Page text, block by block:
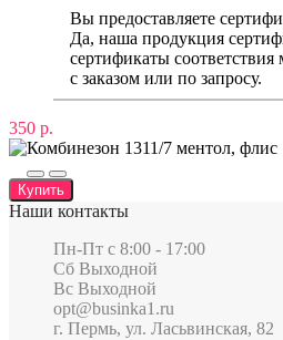
Вы предоставляете
Да, наша продукция
сертификаты
с заказом или по запросу.
350 р.
Купить
Наши контакты
Пн-Пт c 8:00 - 17:00
Сб Выходной
Вс Выходной
opt@businka1.ru
г. Пермь, ул. Ласьвинская, 82